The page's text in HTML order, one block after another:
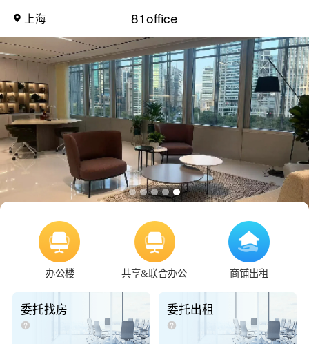
上海 81office
办公楼 共享&联合办公 商铺出租
委托找房 委托出租